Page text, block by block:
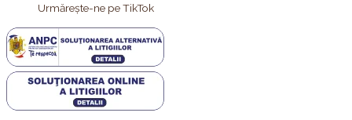
Urmărește-ne pe TikTok